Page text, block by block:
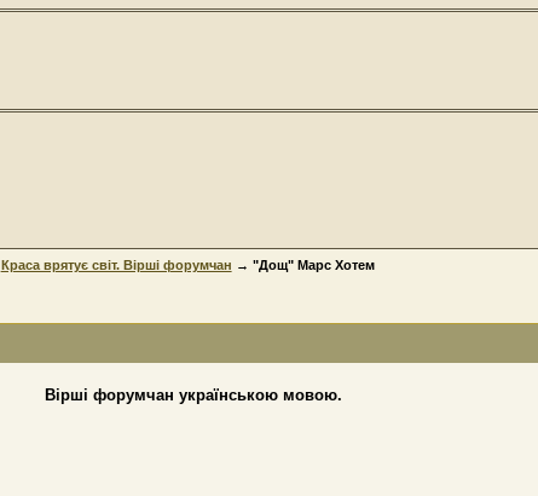
Краса врятує світ. Вірші форумчан → "Дощ" Марс Хотем
Вірші форумчан українською мовою.